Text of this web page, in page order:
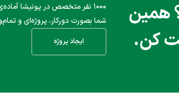
همین
کن.
۱۰۰۰ نفر متخصص در پونیشا
شما بصورت دورکار، پروژه‌ای و
ایجاد پروژه